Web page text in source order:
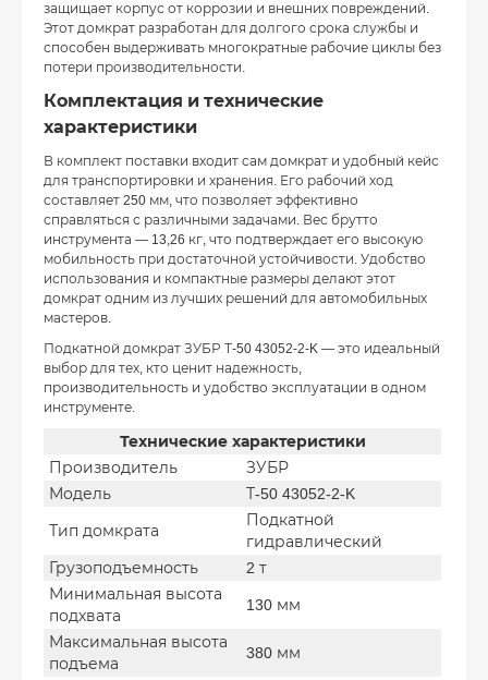
защищает корпус от коррозии и внешних повреждений.
Этот домкрат разработан для долгого срока службы и
способен выдерживать многократные рабочие циклы без
потери производительности.
Комплектация и технические
характеристики
В комплект поставки входит сам домкрат и удобный кейс
для транспортировки и хранения. Его рабочий ход
составляет 250 мм, что позволяет эффективно
справляться с различными задачами. Вес брутто
инструмента — 13,26 кг, что подтверждает его высокую
мобильность при достаточной устойчивости. Удобство
использования и компактные размеры делают этот
домкрат одним из лучших решений для автомобильных
мастеров.
Подкатной домкрат ЗУБР Т-50 43052-2-K — это идеальный
выбор для тех, кто ценит надежность,
производительность и удобство эксплуатации в одном
инструменте.
Технические характеристики
Производитель
ЗУБР
Модель
Т-50 43052-2-K
Тип домкрата
Подкатной
гидравлический
Грузоподъемность
2 т
Минимальная высота
подхвата
130 мм
Максимальная высота
подъема
380 мм